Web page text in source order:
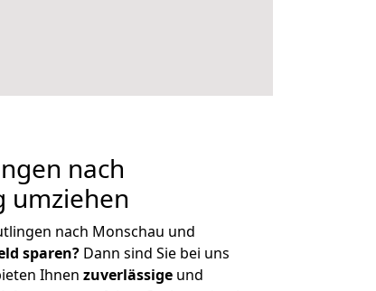
nach
umziehen
nach Monschau und
sparen? Dann sind Sie bei uns
Ihnen zuverlässige und